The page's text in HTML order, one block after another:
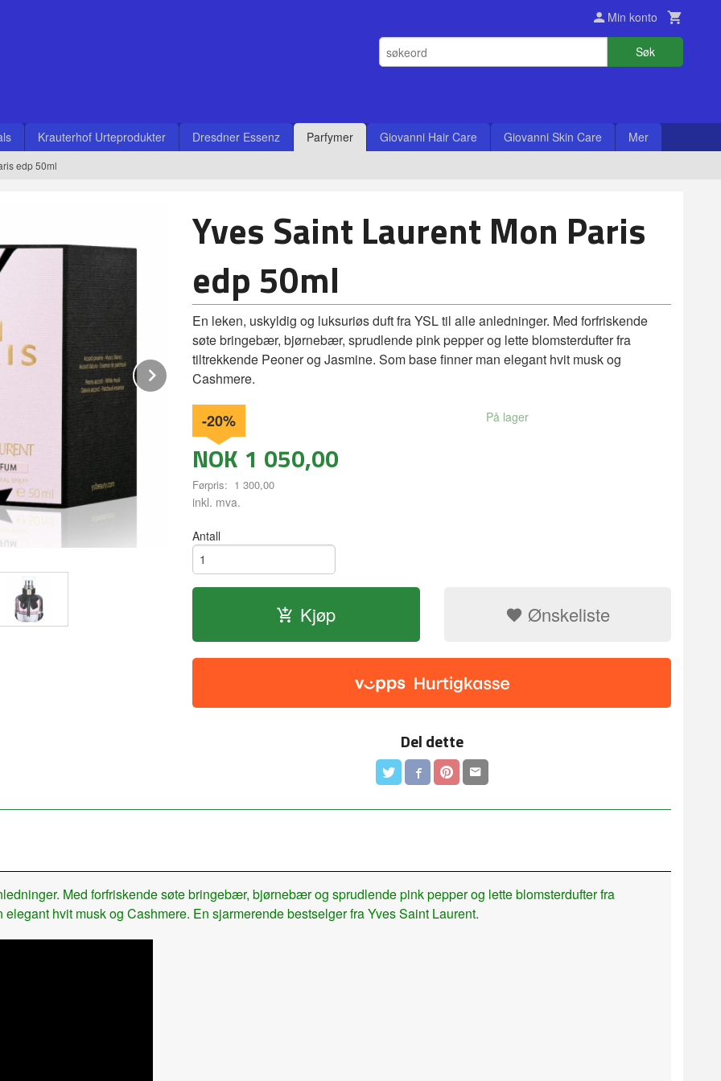
Min konto
Søk
Krauterhof Urteprodukter Dresdner Essenz Parfymer Giovanni Hair Care Giovanni Skin Care Mer
edp 50ml
Next
Yves Saint Laurent Mon Paris
edp 50ml
En leken, uskyldig og luksuriøs duft fra YSL til alle anledninger. Med forfriskende
søte bringebær, bjørnebær, sprudlende pink pepper og lette blomsterdufter fra
tiltrekkende Peoner og Jasmine. Som base finner man elegant hvit musk og
Cashmere.
NOK 1 050,00
Førpris: 1 300,00
Rabatt
-20%
inkl. mva.
På lager
Antall
Kjøp Ønskeliste
Del dette
Med forfriskende søte bringebær, bjørnebær og sprudlende pink pepper og lette blomsterdufter fra
hvit musk og Cashmere. En sjarmerende bestselger fra Yves Saint Laurent.